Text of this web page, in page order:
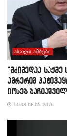
ᲐᲮᲐᲚᲘ ᲐᲛᲑᲔᲑᲘ
“მძიმედაა
აგრერიგ
იოსებ
14:48 08-05-2026